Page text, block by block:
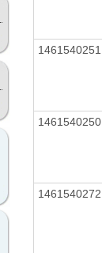
1461540251
1461540250
1461540272